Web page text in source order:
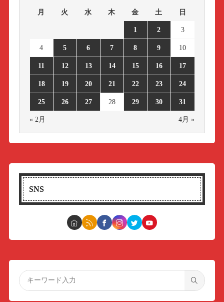
月 火 水 木 金 土 日
1 2 3
4 5 6 7 8 9 10
11 12 13 14 15 16 17
18 19 20 21 22 23 24
25 26 27 28 29 30 31
« 2月 4月 »
SNS